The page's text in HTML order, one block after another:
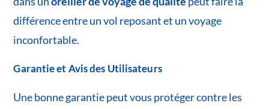
différence entre un vol reposant et un voyage
inconfortable.
Garantie et Avis des Utilisateurs
Une bonne garantie peut vous protéger contre les